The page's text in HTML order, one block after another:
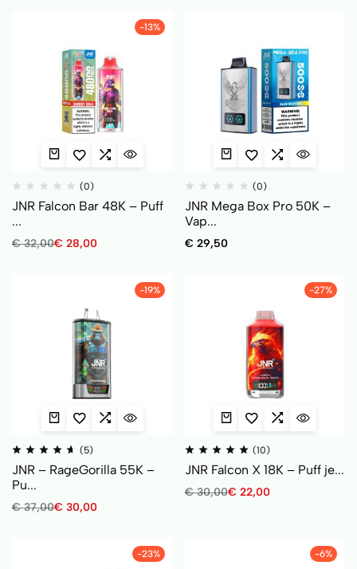
-13%
(0)
JNR Falcon Bar 48K – Puff
...
€32,00€ 28,00
(0)
JNR Mega Box Pro 50K –
Vap...
€ 29,50
-19%
(5)
JNR – RageGorilla 55K –
Pu...
€37,00€ 30,00
-27%
(10)
JNR Falcon X 18K – Puff je...
€30,00€ 22,00
-23% -6%